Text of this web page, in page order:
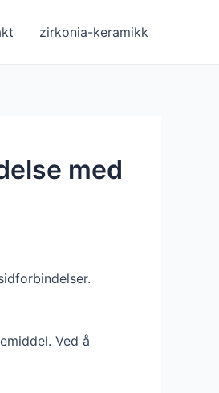
zirkonia-keramikk
med
Ved å